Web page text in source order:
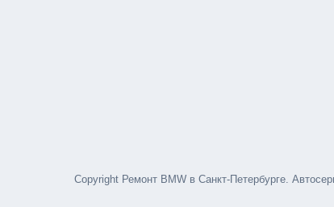
Copyright Ремонт BMW в Санкт-Петербурге.